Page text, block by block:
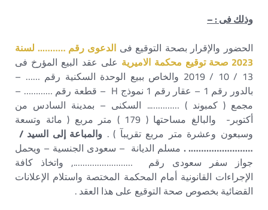
وذلك فى :–
الحضور والإقرار بصحة التوقيع فىالدعوى رقم ……….. لسنة
2023 صحة توقيع محكمة
الاميرية على عقد البيع المؤرخ فى
13 / 10 / 2019 والخاص ببيع الوحدة السكنية رقم …… –
بالدور رقم 1 – عقار رقم 1 نموذج H – قطعة رقم ………… –
مجمع ( كمبوند ) ………….. السكنى – بمدينة السادس من
أكتوبر- والبالغ مساحتها ( 179 ) متر مربع ( مائة وتسعة
وسبعون وعشرة متر مربع تقريبآ ) . والمباعة إلى السيد /
……………………. . مسلم الديانة – سعودى الجنسية – ويحمل
جواز سفر سعودى رقم ……………………., واتخاذ كافة
الإجراءات القانونية أمام المحكمة المختصة واستلام الإعلانات
القضائية بخصوص صحة التوقيع على هذا العقد .